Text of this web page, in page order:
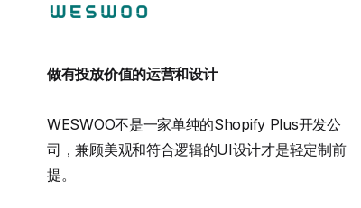
做有投放价值的运营和设计
WESWOO不是一家单纯的Shopify Plus开发公
司，兼顾美观和符合逻辑的UI设计才是轻定制前
提。